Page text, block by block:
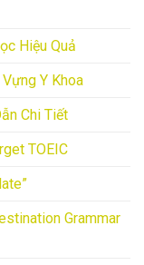
Hiệu Quả
Y Khoa
Chi Tiết
TOEIC
Grammar